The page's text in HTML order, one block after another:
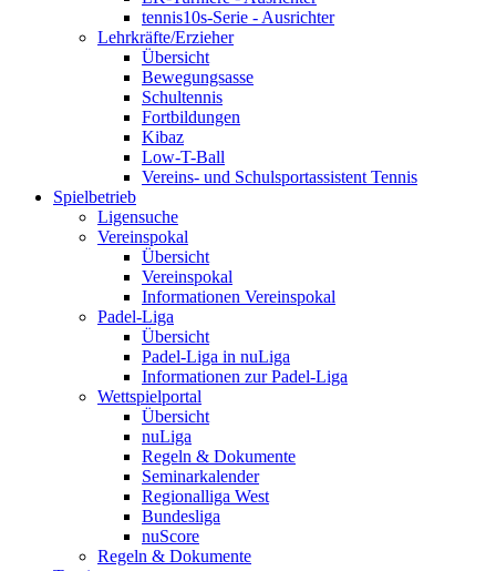
tennis10s-Serie - Ausrichter
Lehrkräfte/Erzieher
Übersicht
Bewegungsasse
Schultennis
Fortbildungen
Kibaz
Low-T-Ball
Vereins- und Schulsportassistent Tennis
Spielbetrieb
Ligensuche
Vereinspokal
Übersicht
Vereinspokal
Informationen Vereinspokal
Padel-Liga
Übersicht
Padel-Liga in nuLiga
Informationen zur Padel-Liga
Wettspielportal
Übersicht
nuLiga
Regeln & Dokumente
Seminarkalender
Regionalliga West
Bundesliga
nuScore
Regeln & Dokumente